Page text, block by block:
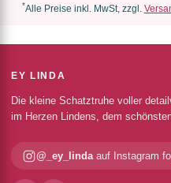
*Alle Preise inkl. MwSt, zzgl.
EY LINDA
Die kleine Schatztruhe voller
im Herzen Lindens, dem
@_ey_lindaauf Instagram